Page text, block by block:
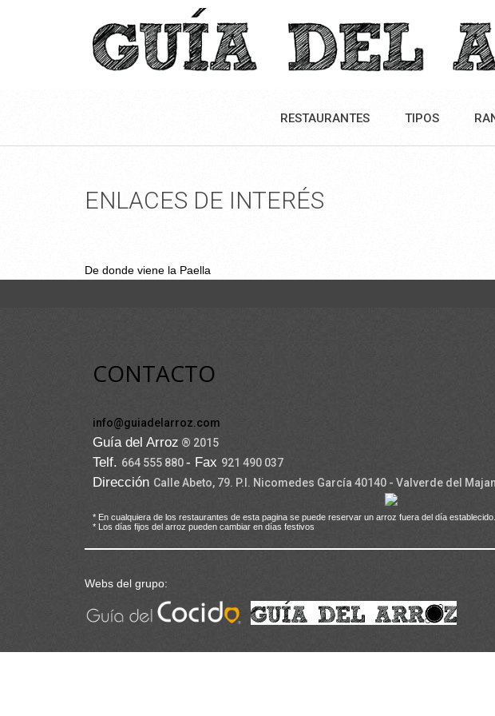
RESTAURANTES TIPOS
ENLACES DE INTERÉS
De donde viene la Paella
CONTACTO
info@guiadelarroz.com
Guía del Arroz ® 2015
Telf. 664 555 880- Fax 921 490 037
Dirección Calle Abeto, 79. P.I. Nicomedes García 40140 - Valverde del
* En cualquiera de los restaurantes de esta pagina se puede reservar un arroz fuera del día
* Los días fijos del arroz pueden cambiar en días festivos
Webs del grupo: